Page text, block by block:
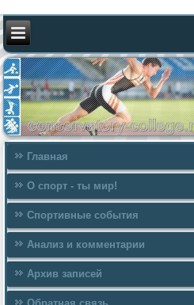
Главная
О спорт - ты мир!
Спортивные события
Анализ и комментарии
Архив записей